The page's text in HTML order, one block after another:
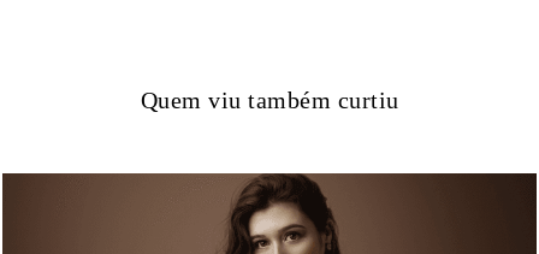
Quem viu também curtiu